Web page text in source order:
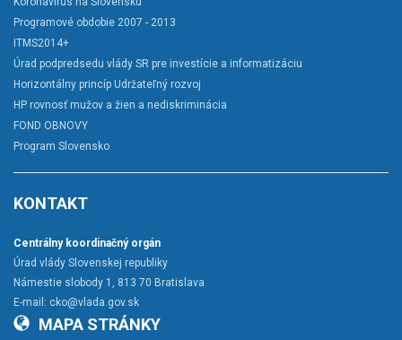
Programové obdobie 2007 - 2013
ITMS2014+
Úrad podpredsedu vlády SR pre investície a informatizáciu
Horizontálny princíp Udržateľný rozvoj
HP rovnosť mužov a žien a nediskriminácia
FOND OBNOVY
Program Slovensko
KONTAKT
Centrálny koordinačný orgán
Úrad vlády Slovenskej republiky
Námestie slobody 1, 813 70 Bratislava
E-mail: cko@vlada.gov.sk
MAPA STRÁNKY